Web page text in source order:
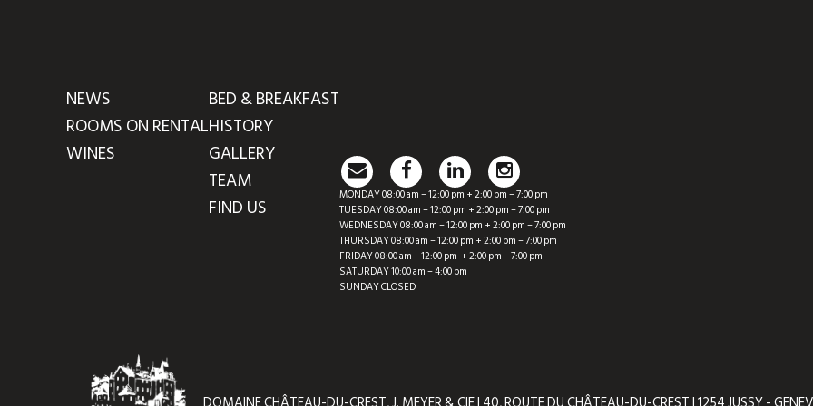
NEWS
ROOMS ON RENTAL
WINES
BED & BREAKFAST
HISTORY
GALLERY
TEAM
FIND US
MONDAY 08:00 am – 12:00 pm + 2:00 pm – 7:00 pm
TUESDAY 08:00 am – 12:00 pm + 2:00 pm – 7:00 pm
WEDNESDAY 08:00 am – 12:00 pm + 2:00 pm – 7:00 pm
THURSDAY 08:00 am – 12:00 pm + 2:00 pm – 7:00 pm
FRIDAY 08:00 am – 12:00 pm + 2:00 pm – 7:00 pm
SATURDAY 10:00 am – 4:00 pm
SUNDAY CLOSED